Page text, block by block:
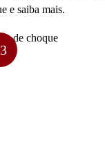
e saiba mais.